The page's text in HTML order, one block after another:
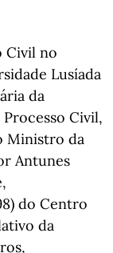
Civil no
Lusíada
da
Civil,
Ministro da
Antunes
do Centro
da